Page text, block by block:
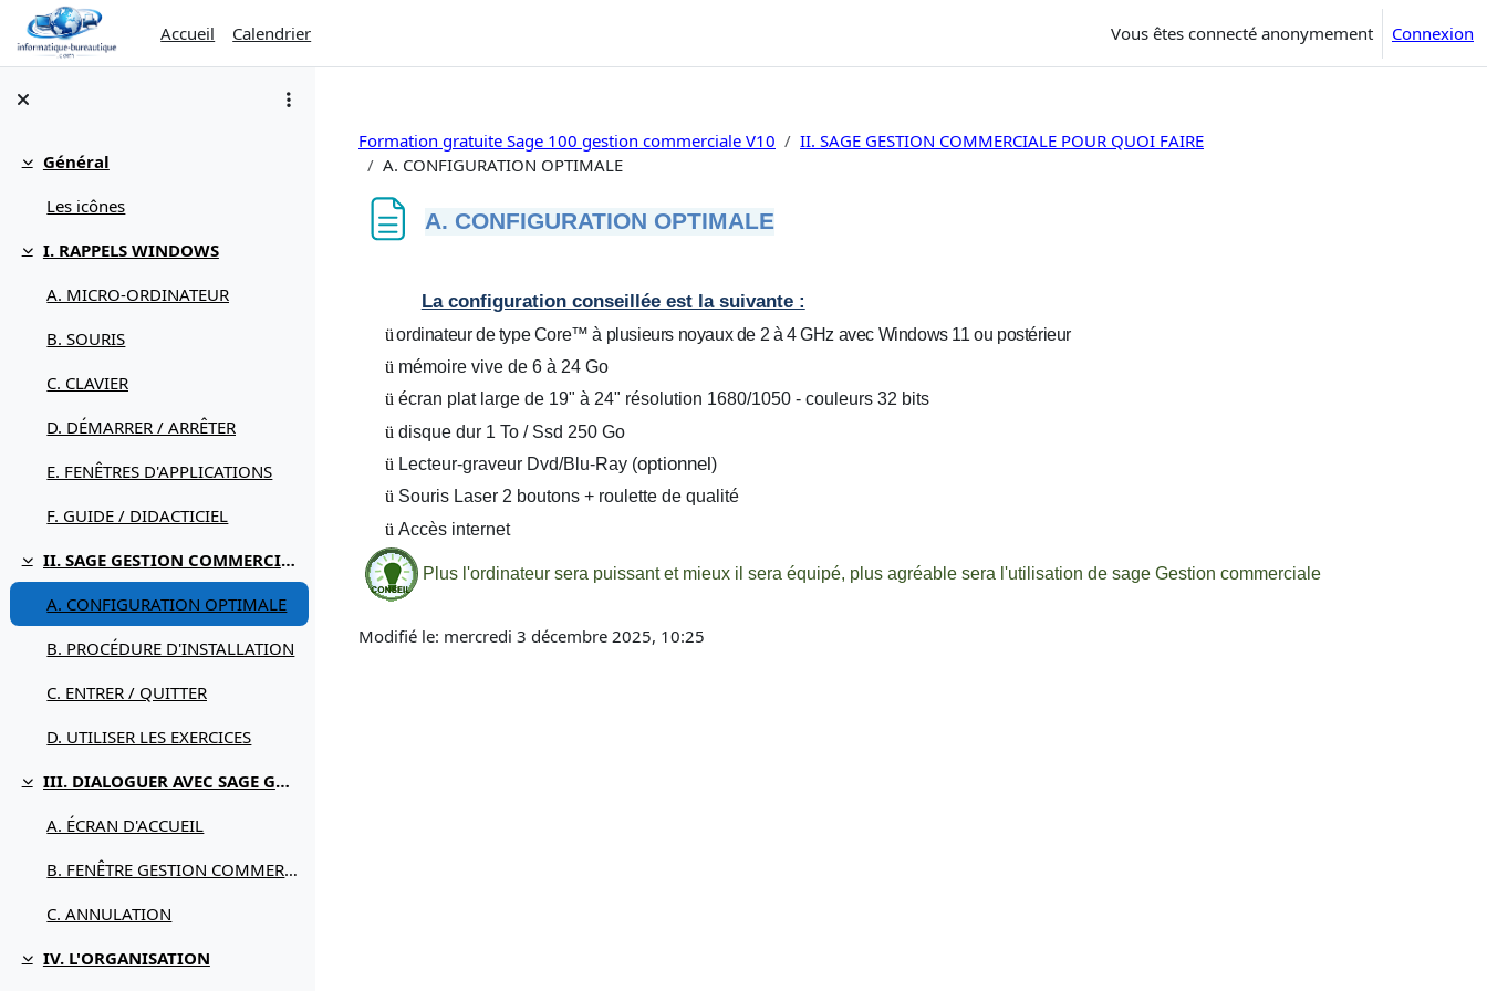
Passer au contenu principal
Accueil
Calendrier Vous êtes connecté anonymement Connexion
Replier
Général
Les icônes
Replier
I. RAPPELS WINDOWS
A. MICRO-ORDINATEUR
B. SOURIS
C. CLAVIER
D. DÉMARRER / ARRÊTER
E. FENÊTRES D'APPLICATIONS
F. GUIDE / DIDACTICIEL
Replier
II. SAGE GESTION COMMERCIALE POUR QUOI FAIRE
A. CONFIGURATION OPTIMALE
B. PROCÉDURE D'INSTALLATION
C. ENTRER / QUITTER
D. UTILISER LES EXERCICES
Replier
III. DIALOGUER AVEC SAGE GESTION COMMERCIALE
A. ÉCRAN D'ACCUEIL
B. FENÊTRE GESTION COMMERCIALE
C. ANNULATION
Replier
IV. L'ORGANISATION
Formation gratuite Sage 100 gestion commerciale V10
II. SAGE GESTION COMMERCIALE POUR QUOI FAIRE
A. CONFIGURATION OPTIMALE
A. CONFIGURATION OPTIMALE
La configuration conseillée est la suivante :
ü ordinateur de type Core™ à plusieurs noyaux de 2 à 4 GHz avec Windows 11 ou postérieur
ü mémoire vive de 6 à 24 Go
ü écran plat large de 19" à 24" résolution 1680/1050 - couleurs 32 bits
ü disque dur 1 To / Ssd 250 Go
ü Lecteur-graveur Dvd/Blu-Ray (optionnel)
ü Souris Laser 2 boutons + roulette de qualité
ü Accès internet
Plus l'ordinateur sera puissant et mieux il sera équipé, plus agréable sera l'utilisation de sage Gestion commerciale
Modifié le: mercredi 3 décembre 2025, 10:25